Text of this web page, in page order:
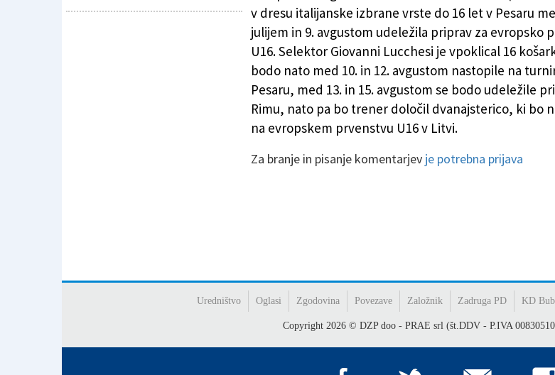
Anna Turel na pripravah za evropsko prvenstvo
v dresu italijanske izbrane vrste do 16 let v Pesaru
julijem in 9. avgustom udeležila priprav za evropsko
U16. Selektor Giovanni Lucchesi je vpoklical 16
bodo nato med 10. in 12. avgustom nastopile na
Pesaru, med 13. in 15. avgustom se bodo udeležile
Rimu, nato pa bo trener določil dvanajsterico, ki bo
na evropskem prvenstvu U16 v Litvi.
Za branje in pisanje komentarjev je potrebna prijava
Uredništvo Oglasi Zgodovina Povezave Založnik Zadruga PD KD
Copyright2026 © DZP doo - PRAE srl (št.DDV - P.IVA